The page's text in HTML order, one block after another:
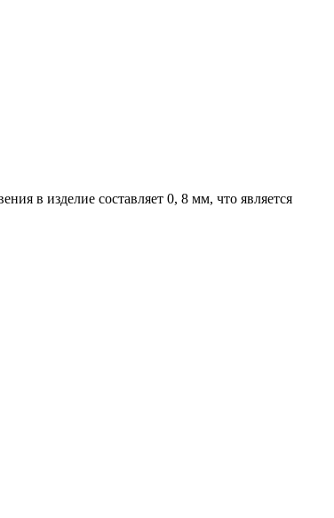
в изделие составляет 0, 8 мм, что является